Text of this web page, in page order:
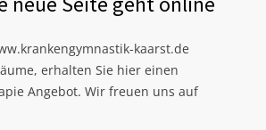
kaarst.de
erhalten Sie hier einen
Angebot. Wir freuen uns auf